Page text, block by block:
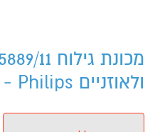
ולאוזניים Philips - מידע נוסף